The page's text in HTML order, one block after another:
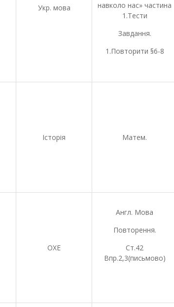
Укр. мова
навколо нас» частина
1.Тести
Завдання.
1.Повторити §6-8
Історія Матем.
ОХЕ
Англ. Мова
Повторення.
Ст.42
Впр.2,3(письмово)